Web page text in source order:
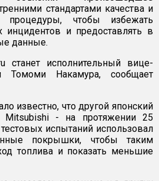
стандартами качества и
процедуры, чтобы избежать
инцидентов и предоставлять в
данные.
станет исполнительный вице-
Томоми Накамура, сообщает
известно, что другой японский
Mitsubishi - на протяжении 25
испытаний использовал
покрышки, чтобы таким
топлива и показать меньшие